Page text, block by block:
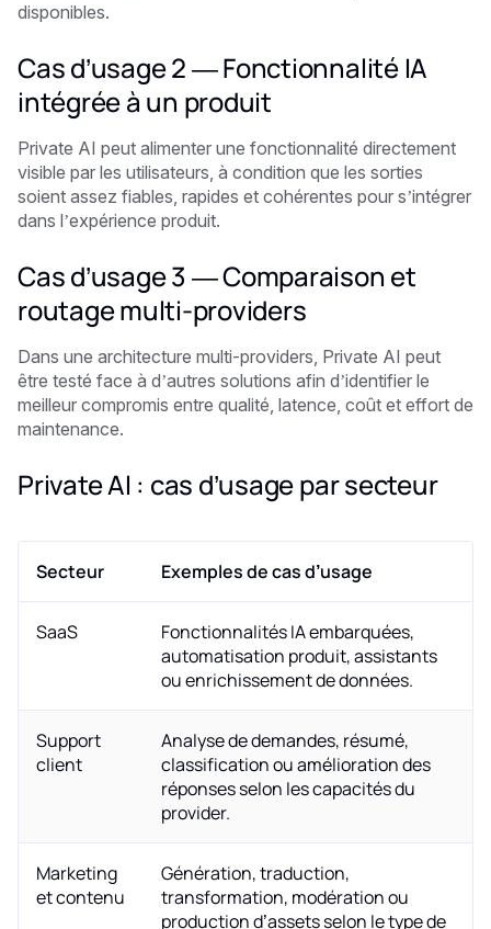
disponibles.
Cas d’usage 2 — Fonctionnalité IA
intégrée à un produit
Private AI peut alimenter une fonctionnalité directement
visible par les utilisateurs, à condition que les sorties
soient assez fiables, rapides et cohérentes pour s’intégrer
dans l’expérience produit.
Cas d’usage 3 — Comparaison et
routage multi-providers
Dans une architecture multi-providers, Private AI peut
être testé face à d’autres solutions afin d’identifier le
meilleur compromis entre qualité, latence, coût et effort de
maintenance.
Private AI : cas d’usage par secteur
Secteur Exemples de cas d’usage
SaaS
Fonctionnalités IA embarquées,
automatisation produit, assistants
ou enrichissement de données.
Support
client
Analyse de demandes, résumé,
classification ou amélioration des
réponses selon les capacités du
provider.
Marketing
et contenu
Génération, traduction,
transformation, modération ou
production d’assets selon le type de